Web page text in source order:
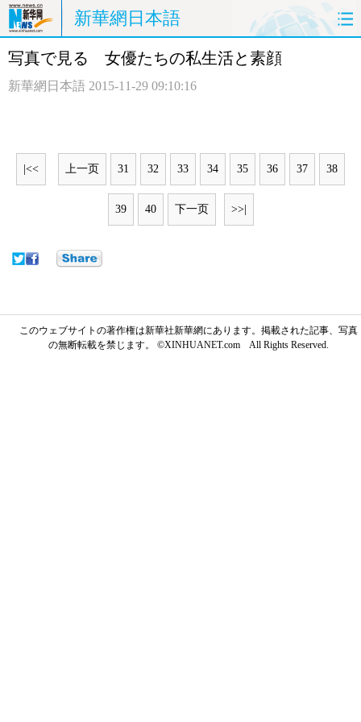
新華網日本語
ホームページ 政治
中日対訳
写真で見る 女優たちの私生活と素顔
新華網日本語 2015-11-29 09:10:16
|<< 上一页 31 32 33 34 35 36 37 38
39 40 下一页 >>|
このウェブサイトの著作権は新華社新華網にあります。掲載された記事、写真
の無断転載を禁じます。 ©XINHUANET.com All Rights Reserved.